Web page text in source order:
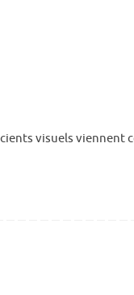
visuels viennent